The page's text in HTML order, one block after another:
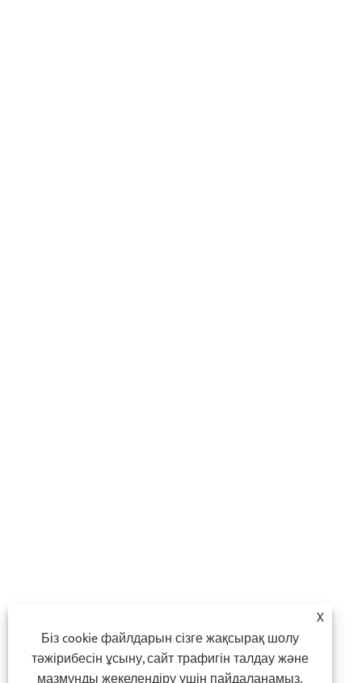
X
Біз cookie файлдарын сізге жақсырақ шолу
тәжірибесін ұсыну, сайт трафигін талдау және